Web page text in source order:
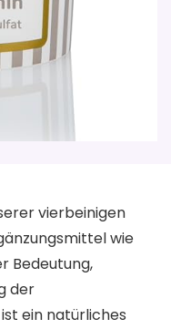
vierbeinigen
wie
Bedeutung,
der
ein natürliches